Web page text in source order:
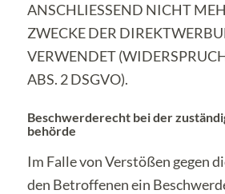
ANSCHLIESSEND NICHT
ZWECKE DER
VERWENDET
ABS. 2 DSGVO).
Beschwerde­recht bei der
behörde
Im Falle von Verstößen gegen
den Betroffenen ein